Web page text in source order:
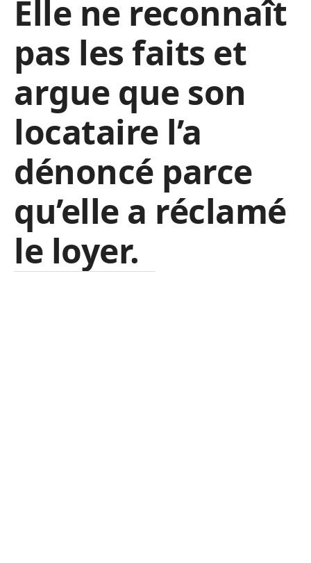
Elle ne reconnaît
pas les faits et
argue que son
locataire l’a
dénoncé parce
qu’elle a réclamé
le loyer.